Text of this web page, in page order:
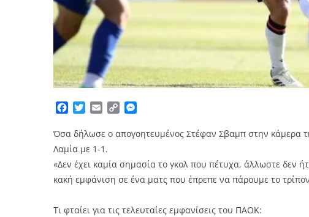
Facebook
TwitterEmailCopy
Όσα δήλωσε ο απογοητευμένος Στέφαν Σβαμπ στην κάμερα
Λαμία με 1-1.
«Δεν έχει καμία σημασία το γκολ που πέτυχα, άλλωστε δεν
κακή εμφάνιση σε ένα ματς που έπρεπε να πάρουμε το
Τι φταίει για τις τελευταίες εμφανίσεις του ΠΑΟΚ: